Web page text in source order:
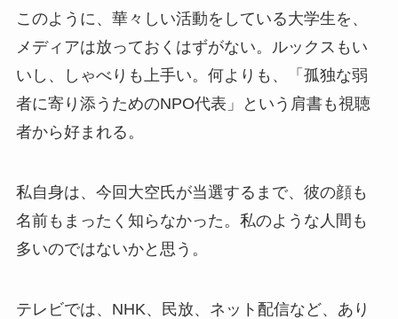
このように、華々しい活動をしている大学生を、
メディアは放っておくはずがない。ルックスもい
いし、しゃべりも上手い。何よりも、「孤独な弱
者に寄り添うためのNPO代表」という肩書も視聴
者から好まれる。
私自身は、今回大空氏が当選するまで、彼の顔も
名前もまったく知らなかった。私のような人間も
多いのではないかと思う。
テレビでは、NHK、民放、ネット配信など、あり